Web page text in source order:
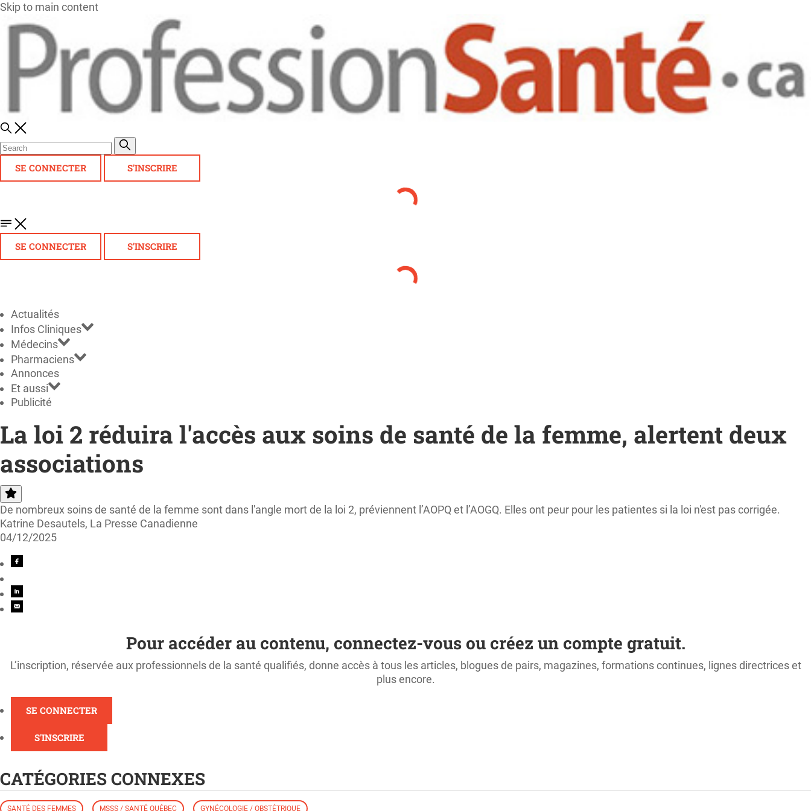
Skip to main content
SE CONNECTER S'INSCRIRE
SE CONNECTER S'INSCRIRE
Actualités
Infos Cliniques
Médecins
Pharmaciens
Annonces
Et aussi
Publicité
La loi 2 réduira l'accès aux soins de santé de la femme, alertent deux
associations
De nombreux soins de santé de la femme sont dans l'angle mort de la loi 2, préviennent l’AOPQ et l’AOGQ. Elles ont peur pour les patientes si la loi n'est pas corrigée.
Katrine Desautels, La Presse Canadienne
04/12/2025
Pour accéder au contenu, connectez-vous ou créez un compte gratuit.
L’inscription, réservée aux professionnels de la santé qualifiés, donne accès à tous les articles, blogues de pairs, magazines, formations continues, lignes directrices et
plus encore.
SE CONNECTER
S'INSCRIRE
CATÉGORIES CONNEXES
SANTÉ DES FEMMES MSSS / SANTÉ QUÉBEC GYNÉCOLOGIE / OBSTÉTRIQUE